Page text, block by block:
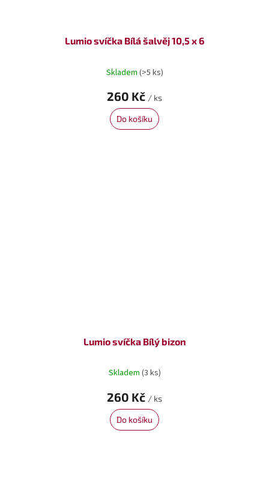
Lumio svíčka Bílá šalvěj 10,5 x 6
Skladem (>5 ks)
260 Kč / ks
Do košíku
Lumio svíčka Bílý bizon
Skladem (3 ks)
260 Kč / ks
Do košíku